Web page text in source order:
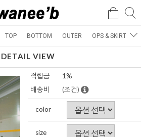
검
TOP BOTTOM OUTER OPS & SKIRT
DETAIL VIEW
적립금
1%
배송비
(조건)
color
size